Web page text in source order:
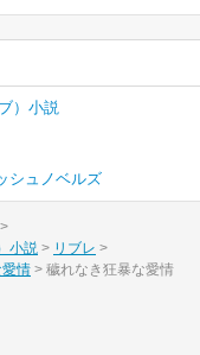
）小説
シュノベルズ
小説
リブレ
情 穢れなき狂暴な愛情